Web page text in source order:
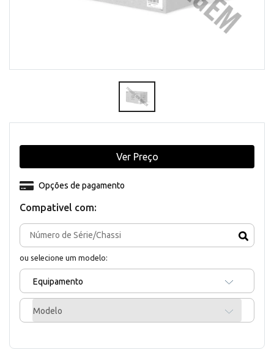
Compativel com:
ou selecione um modelo:
Equipamento
Modelo
Opções de pagamento
Ver Preço